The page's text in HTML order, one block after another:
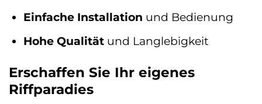
Einfache Installation und Bedienung
Hohe Qualitätund Langlebigkeit
Erschaffen Sie Ihr eigenes
Riffparadies